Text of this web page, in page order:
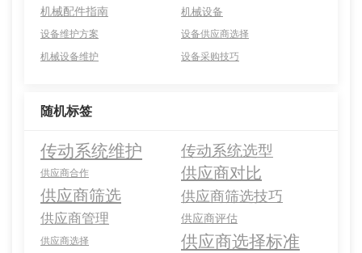
机械配件指南 机械设备
设备维护方案
设备供应商选择
机械设备维护
设备采购技巧
随机标签
传动系统维护 传动系统选型
供应商合作
供应商对比
供应商筛选
供应商筛选技巧
供应商管理 供应商评估
供应商选择 供应商选择标准